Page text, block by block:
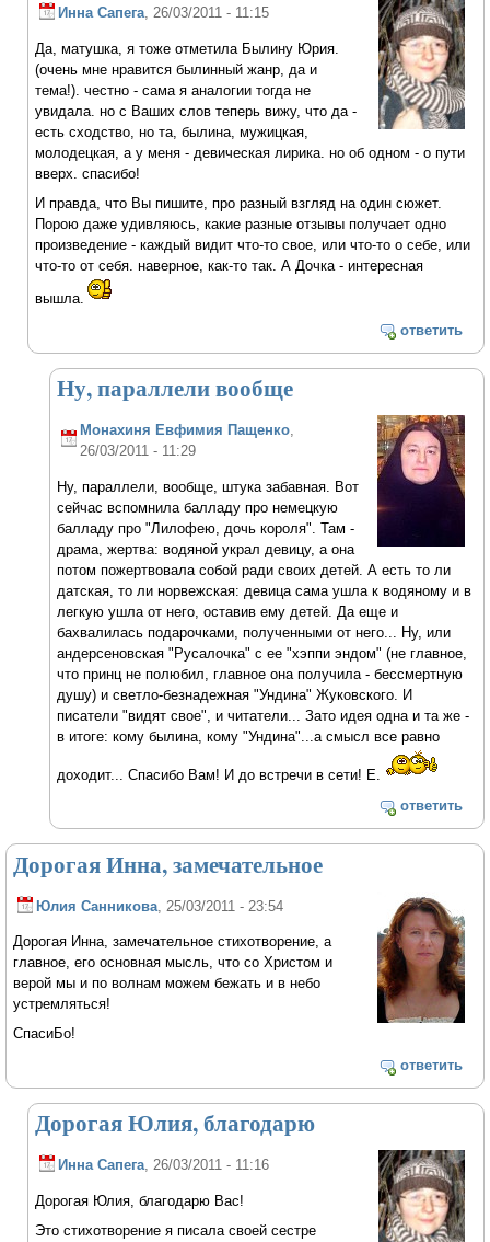
Инна Сапега, 26/03/2011 - 11:15
Да, матушка, я тоже отметила Былину Юрия.
(очень мне нравится былинный жанр, да и
тема!). честно - сама я аналогии тогда не
увидала. но с Ваших слов теперь вижу, что да -
есть сходство, но та, былина, мужицкая,
молодецкая, а у меня - девическая лирика. но об одном - о пути
вверх. спасибо!
И правда, что Вы пишите, про разный взгляд на один сюжет.
Порою даже удивляюсь, какие разные отзывы получает одно
произведение - каждый видит что-то свое, или что-то о себе, или
что-то от себя. наверное, как-то так. А Дочка - интересная
вышла.
ответить
Ну, параллели вообще
Монахиня Евфимия Пащенко
26/03/2011 - 11:29
Ну, параллели, вообще, штука забавная. Вот
сейчас вспомнила балладу про немецкую
балладу про "Лилофею, дочь короля". Там -
драма, жертва: водяной украл девицу, а она
потом пожертвовала собой ради своих детей. А есть то ли
датская, то ли норвежская: девица сама ушла к водяному и в
легкую ушла от него, оставив ему детей. Да еще и
бахвалилась подарочками, полученными от него... Ну, или
андерсеновская "Русалочка" с ее "хэппи эндом" (не главное,
что принц не полюбил, главное она получила - бессмертную
душу) и светло-безнадежная "Ундина" Жуковского. И
писатели "видят свое", и читатели... Зато идея одна и та же -
в итоге: кому былина, кому "Ундина"...а смысл все равно
доходит... Спасибо Вам! И до встречи в сети! Е.
ответить
Дорогая Инна, замечательное
Юлия Санникова , 25/03/2011 - 23:54
Дорогая Инна, замечательное стихотворение, а
главное, его основная мысль, что со Христом и
верой мы и по волнам можем бежать и в небо
устремляться!
СпасиБо!
ответить
Дорогая Юлия, благодарю
Инна Сапега, 26/03/2011 - 11:16
Дорогая Юлия, благодарю Вас!
Это стихотворение я писала своей сестре